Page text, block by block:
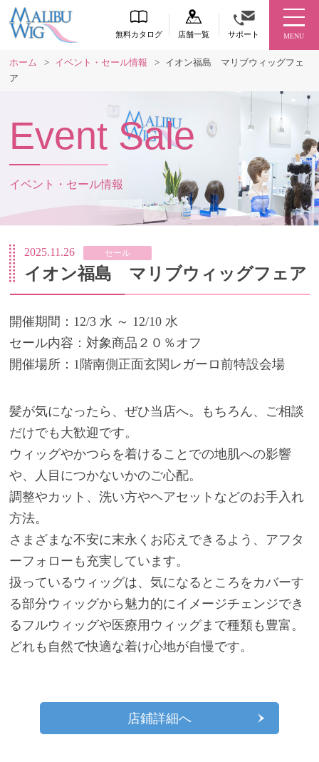
無料カタログ 店舗一覧 サポート MENU
ホーム > イベント・セール情報 > イオン福島 マリブウィッグフェ
ア
Event Sale
イベント・セール情報
2025.11.26 セール
イオン福島 マリブウィッグフェア
開催期間：12/3 水 ～ 12/10 水
セール内容：対象商品２０％オフ
開催場所：1階南側正面玄関レガーロ前特設会場
髪が気になったら、ぜひ当店へ。もちろん、ご相談
だけでも大歓迎です。
ウィッグやかつらを着けることでの地肌への影響
や、人目につかないかのご心配。
調整やカット、洗い方やヘアセットなどのお手入れ
方法。
さまざまな不安に末永くお応えできるよう、アフタ
ーフォローも充実しています。
扱っているウィッグは、気になるところをカバーす
る部分ウィッグから魅力的にイメージチェンジでき
るフルウィッグや医療用ウィッグまで種類も豊富。
どれも自然で快適な着け心地が自慢です。
店鋪詳細へ